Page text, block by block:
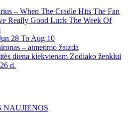
– When The Cradle Hits The Fan
Really Good Luck The Week Of
28 To Aug 10
– atmetimo žaizda
diena kiekvienam Zodiako ženklui
d.
NAUJIENOS